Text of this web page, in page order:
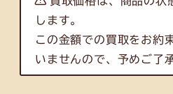
します。
この金額での買取をお約
いませんので、予めご了